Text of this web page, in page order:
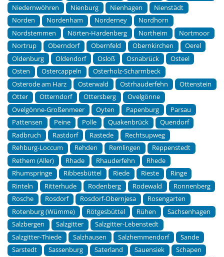
Niedernwöhren
Nienburg Nienhagen
Nienstädt
Norden
Nordenham Norderney
Nordhorn
Nordstemmen
Nörten-Hardenberg Northeim
Nortmoor
Nortrup
Oberndorf Obernfeld Obernkirchen
Oerel
Oldenburg
Oldendorf Osloß Osnabrück
Osteel
Osten
Ostercappeln
Osterholz-Scharmbeck
Osterode am Harz
Osterwald Ostrhauderfehn
Ottenstein
Otter
Otterndorf Ottersberg
Ovelgönne
Ovelgönne-Großenmeer
Oyten Papenburg
Parsau
Pattensen
Peine Polle Quakenbrück
Quendorf
Radbruch
Rastdorf Rastede
Rechtsupweg
Rehburg-Loccum
Rehden Remlingen
Reppenstedt
Rethem (Aller)
Rhade Rhauderfehn
Rhede
Rhumspringe
Ribbesbüttel Riede Rieste
Ringe
Rinteln
Ritterhude Rodenberg Rodewald
Ronnenberg
Rosche
Rosdorf Rosdorf-Obernjesa
Rosengarten
Rotenburg (Wümme)
Rötgesbüttel Rühen
Sachsenhagen
Salzbergen
Salzgitter
Salzgitter-Lebenstedt
Salzgitter-Thiede
Salzhausen Salzhemmendorf
Sande
Sarstedt
Sassenburg Saterland Sauensiek
Schapen